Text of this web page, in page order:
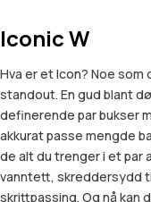
Iconic W
Hva er et Icon? Noe
standout. En gud blant
definerende par bukser
akkurat passe mengde
de alt du trenger i et par
vanntett, skreddersydd
skrittpassing. Og nå kan